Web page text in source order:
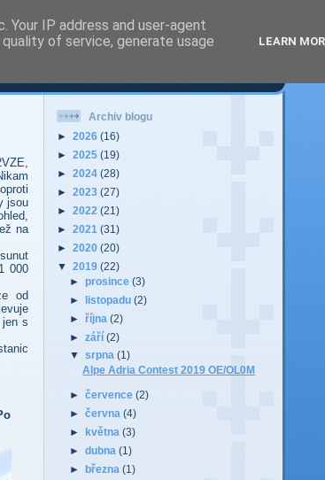
jsou
na
000
od
s
Archiv blogu
► 2026 (16)
► 2025 (19)
► 2024 (28)
► 2023 (27)
► 2022 (21)
► 2021 (31)
► 2020 (20)
▼ 2019 (22)
►prosince(3)
► listopadu(2)
►října(2)
►září(2)
▼srpna(1)
Alpe Adria Contest 2019 OE/OL0M
►července(2)
►června(4)
►
května(3)
►dubna(1)
► března(1)
IP address and user-agent
of service, generate usage
LEARN